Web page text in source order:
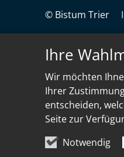
Ihre
Wir möchten
Ihrer
entscheiden,
Seite zur
Notwendig
© Bistum Trier